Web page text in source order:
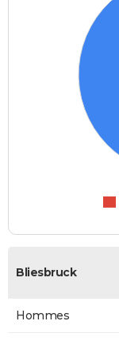
Bliesbruck
Hommes